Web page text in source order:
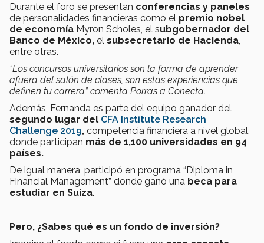
Durante el foro se presentan conferencias y paneles
de personalidades financieras como el premio nobel
de economía Myron Scholes, el subgobernador del
Banco de México, el subsecretario de Hacienda
entre otras.
“Los concursos universitarios son la forma de aprender
afuera del salón de clases, son estas experiencias que
definen tu carrera” comenta Porras a Conecta.
Además, Fernanda es parte del equipo ganador del
segundo lugar del CFA Institute Research
Challenge 2019, competencia financiera a nivel global,
donde participan más de 1,100 universidades en 94
países.
De igual manera, participó en programa “Diploma in
Financial Management” donde ganó una beca para
estudiar en Suiza.
Pero, ¿Sabes qué es un fondo de inversión?